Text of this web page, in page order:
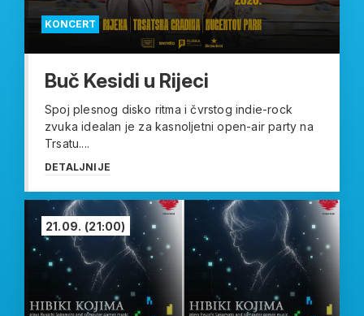
KONCERT
Buč Kesidi u Rijeci
Spoj plesnog disko ritma i čvrstog indie-rock
zvuka idealan je za kasnoljetni open-air party na
Trsatu....
DETALJNIJE
21.09. (21:00)